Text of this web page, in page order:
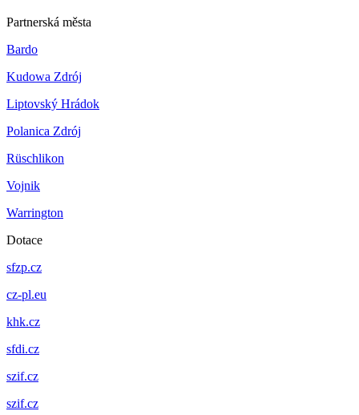
Partnerská města
Bardo
Kudowa Zdrój
Liptovský Hrádok
Polanica Zdrój
Rüschlikon
Vojnik
Warrington
Dotace
sfzp.cz
cz-pl.eu
khk.cz
sfdi.cz
szif.cz
szif.cz